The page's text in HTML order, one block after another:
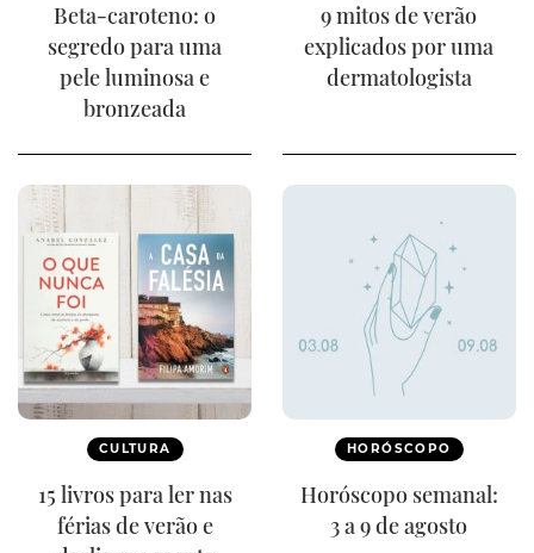
Beta-caroteno: o
segredo para uma
pele luminosa e
bronzeada
9 mitos de verão
explicados por uma
dermatologista
CULTURA
15 livros para ler nas
férias de verão e
HORÓSCOPO
Horóscopo semanal:
3 a 9 de agosto